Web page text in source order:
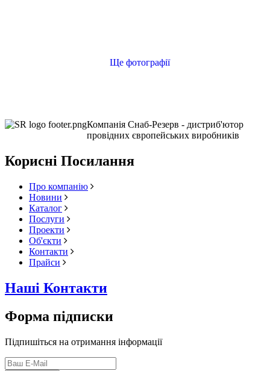
Ще фотографії
Компанія Снаб-Резерв - дистриб'ютор
провідних європейських виробників
Корисні Посилання
Про компанію
Новини
Каталог
Послуги
Проекти
Об'єкти
Контакти
Прайси
Наші Контакти
Форма підписки
Підпишіться на отримання інформації